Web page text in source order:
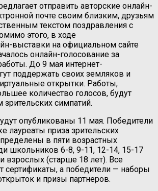
отправить авторские онлайн-
почте своим близким, друзьям
текстом поздравления с
этого, в ходе
выставки на официальном сайте
онлайн-голосование за
До 9 мая интернет-
поддержать своих земляков и
открытки. Работы,
количество голосов, будут
симпатий.
опубликованы 11 мая. Победители
лауреаты приза зрительских
в пяти возрастных
школьников 6-8, 9-11, 12-14, 15-17
взрослых (старше 18 лет). Все
сертификаты, а победители — наборы
и призы партнеров.